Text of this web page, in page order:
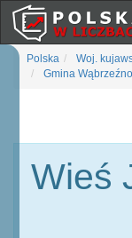
Polska Woj.
Gmina Wąbrzeźno
Wieś